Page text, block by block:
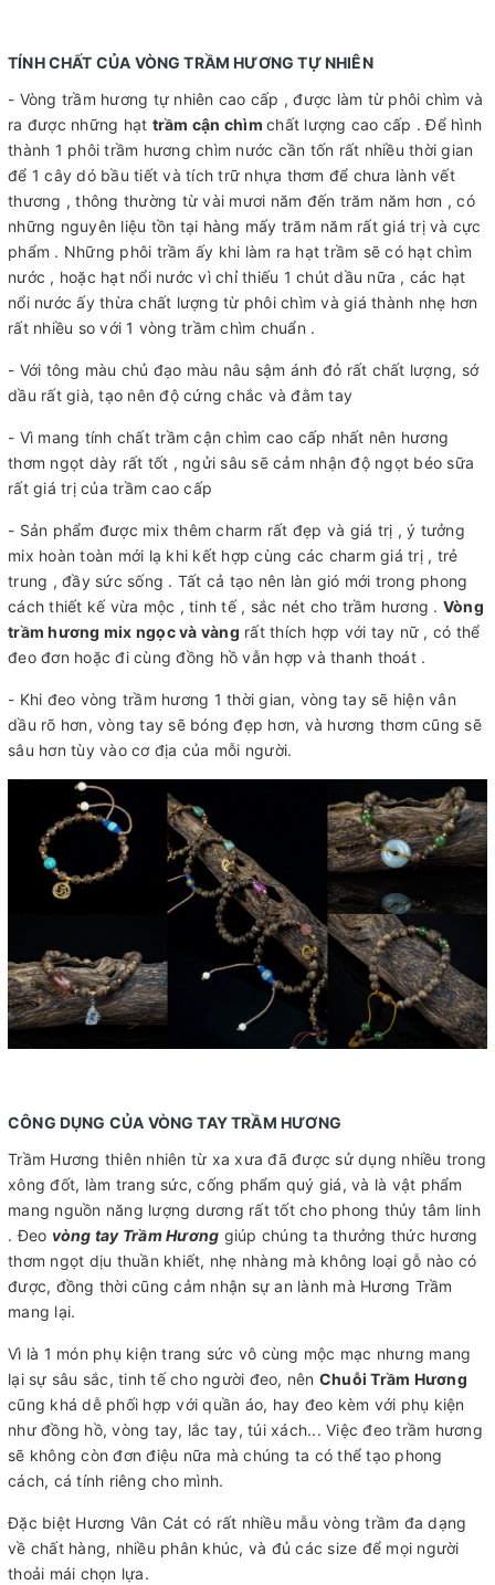
TÍNH CHẤT CỦA VÒNG TRẦM HƯƠNG TỰ NHIÊN
- Vòng trầm hương tự nhiên cao cấp , được làm từ phôi chìm và
ra được những hạt trầm cận chìm chất lượng cao cấp . Để hình
thành 1 phôi trầm hương chìm nước cần tốn rất nhiều thời gian
để 1 cây dó bầu tiết và tích trữ nhựa thơm để chưa lành vết
thương , thông thường từ vài mươi năm đến trăm năm hơn , có
những nguyên liệu tồn tại hàng mấy trăm năm rất giá trị và cực
phẩm . Những phôi trầm ấy khi làm ra hạt trầm sẽ có hạt chìm
nước , hoặc hạt nổi nước vì chỉ thiếu 1 chút dầu nữa , các hạt
nổi nước ấy thừa chất lượng từ phôi chìm và giá thành nhẹ hơn
rất nhiều so với 1 vòng trầm chìm chuẩn .
- Với tông màu chủ đạo màu nâu sậm ánh đỏ rất chất lượng, sớ
dầu rất già, tạo nên độ cứng chắc và đằm tay
- Vì mang tính chất trầm cận chìm cao cấp nhất nên hương
thơm ngọt dày rất tốt , ngửi sâu sẽ cảm nhận độ ngọt béo sữa
rất giá trị của trầm cao cấp
- Sản phẩm được mix thêm charm rất đẹp và giá trị , ý tưởng
mix hoàn toàn mới lạ khi kết hợp cùng các charm giá trị , trẻ
trung , đầy sức sống . Tất cả tạo nên làn gió mới trong phong
cách thiết kế vừa mộc , tinh tế , sắc nét cho trầm hương . Vòng
trầm hương mix ngọc và vàng rất thích hợp với tay nữ , có thể
đeo đơn hoặc đi cùng đồng hồ vẫn hợp và thanh thoát .
- Khi đeo vòng trầm hương 1 thời gian, vòng tay sẽ hiện vân
dầu rõ hơn, vòng tay sẽ bóng đẹp hơn, và hương thơm cũng sẽ
sâu hơn tùy vào cơ địa của mỗi người.
CÔNG DỤNG CỦA VÒNG TAY TRẦM HƯƠNG
Trầm Hương thiên nhiên từ xa xưa đã được sử dụng nhiều trong
xông đốt, làm trang sức, cống phẩm quý giá, và là vật phẩm
mang nguồn năng lượng dương rất tốt cho phong thủy tâm linh
. Đeo vòng tay Trầm Hương giúp chúng ta thưởng thức hương
thơm ngọt dịu thuần khiết, nhẹ nhàng mà không loại gỗ nào có
được, đồng thời cũng cảm nhận sự an lành mà Hương Trầm
mang lại.
Vì là 1 món phụ kiện trang sức vô cùng mộc mạc nhưng mang
lại sự sâu sắc, tinh tế cho người đeo, nên Chuỗi Trầm Hương
cũng khá dễ phối hợp với quần áo, hay đeo kèm với phụ kiện
như đồng hồ, vòng tay, lắc tay, túi xách... Việc đeo trầm hương
sẽ không còn đơn điệu nữa mà chúng ta có thể tạo phong
cách, cá tính riêng cho mình.
Đặc biệt Hương Vân Cát có rất nhiều mẫu vòng trầm đa dạng
về chất hàng, nhiều phân khúc, và đủ các size để mọi người
thoải mái chọn lựa.